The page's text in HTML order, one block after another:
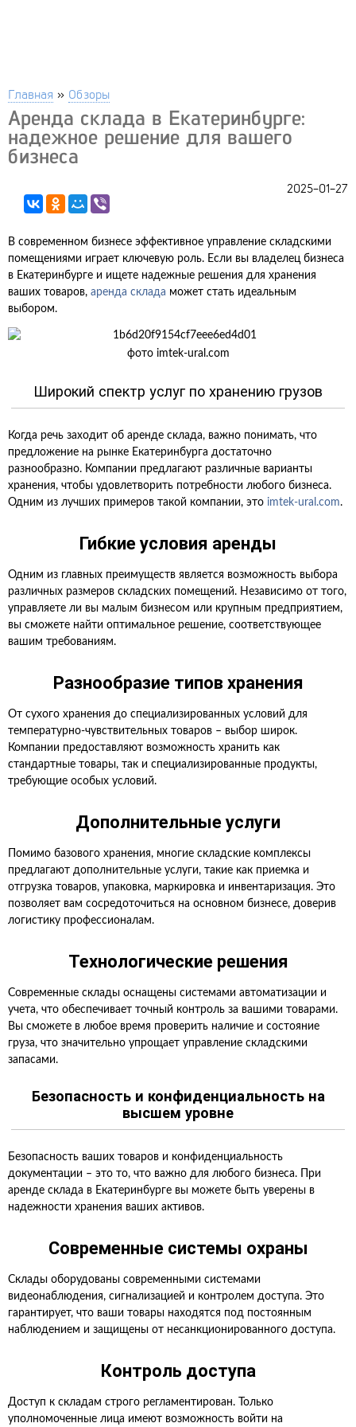
Главная » Обзоры
Аренда склада в Екатеринбурге:
надежное решение для вашего
бизнеса
2025-01-27
В современном бизнесе эффективное управление складскими
помещениями играет ключевую роль. Если вы владелец бизнеса
в Екатеринбурге и ищете надежные решения для хранения
ваших товаров, аренда склада может стать идеальным
выбором.
фото imtek-ural.com
Широкий спектр услуг по хранению грузов
Когда речь заходит об аренде склада, важно понимать, что
предложение на рынке Екатеринбурга достаточно
разнообразно. Компании предлагают различные варианты
хранения, чтобы удовлетворить потребности любого бизнеса.
Одним из лучших примеров такой компании, это imtek-ural.com.
Гибкие условия аренды
Одним из главных преимуществ является возможность выбора
различных размеров складских помещений. Независимо от того,
управляете ли вы малым бизнесом или крупным предприятием,
вы сможете найти оптимальное решение, соответствующее
вашим требованиям.
Разнообразие типов хранения
От сухого хранения до специализированных условий для
температурно-чувствительных товаров – выбор широк.
Компании предоставляют возможность хранить как
стандартные товары, так и специализированные продукты,
требующие особых условий.
Дополнительные услуги
Помимо базового хранения, многие складские комплексы
предлагают дополнительные услуги, такие как приемка и
отгрузка товаров, упаковка, маркировка и инвентаризация. Это
позволяет вам сосредоточиться на основном бизнесе, доверив
логистику профессионалам.
Технологические решения
Современные склады оснащены системами автоматизации и
учета, что обеспечивает точный контроль за вашими товарами.
Вы сможете в любое время проверить наличие и состояние
груза, что значительно упрощает управление складскими
запасами.
Безопасность и конфиденциальность на
высшем уровне
Безопасность ваших товаров и конфиденциальность
документации – это то, что важно для любого бизнеса. При
аренде склада в Екатеринбурге вы можете быть уверены в
надежности хранения ваших активов.
Современные системы охраны
Склады оборудованы современными системами
видеонаблюдения, сигнализацией и контролем доступа. Это
гарантирует, что ваши товары находятся под постоянным
наблюдением и защищены от несанкционированного доступа.
Контроль доступа
Доступ к складам строго регламентирован. Только
уполномоченные лица имеют возможность войти на